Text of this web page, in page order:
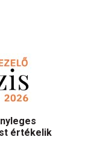
értékelik